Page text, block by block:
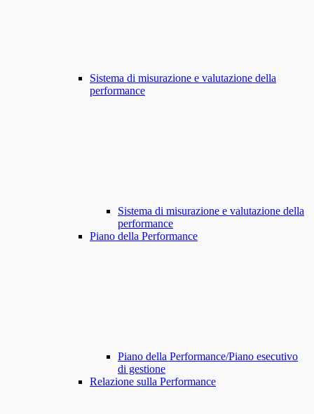
Sistema di misurazione e valutazione della
performance
Sistema di misurazione e valutazione della
performance
Piano della Performance
Piano della Performance/Piano esecutivo
di gestione
Relazione sulla Performance